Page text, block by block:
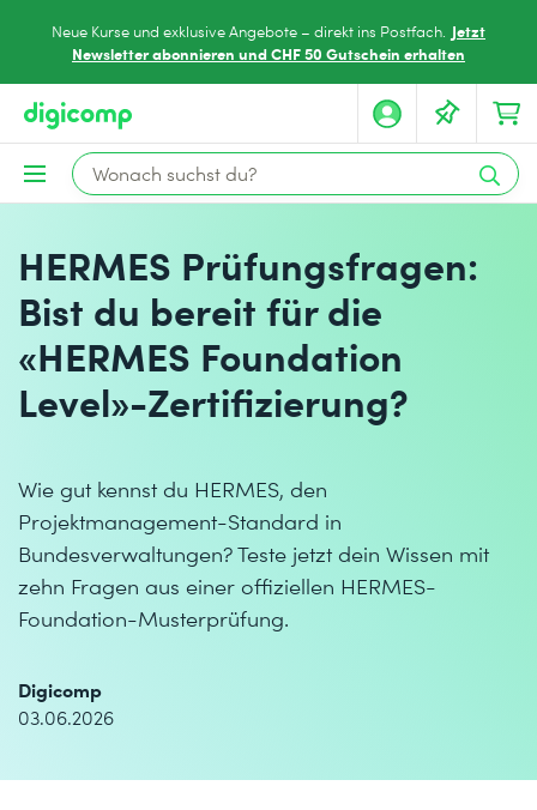
Neue Kurse und exklusive Angebote – direkt ins Postfach. Jetzt
Newsletter abonnieren und CHF 50 Gutschein erhalten
HERMES Prüfungsfragen:
Bist du bereit für die
«HERMES Foundation
Level»-Zertifizierung?
Wie gut kennst du HERMES, den
Projektmanagement-Standard in
Bundesverwaltungen? Teste jetzt dein Wissen mit
zehn Fragen aus einer offiziellen HERMES-
Foundation-Musterprüfung.
Digicomp
03.06.2026